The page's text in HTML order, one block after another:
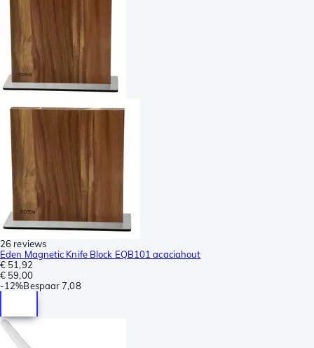
26 reviews
Eden Magnetic Knife Block EQB101 acaciahout
€ 51,92
€ 59,00
-12%Bespaar 7,08